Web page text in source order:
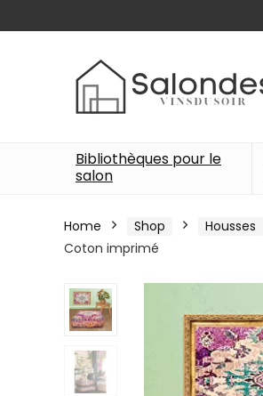
Bibliothèques pour le
salon
Home Shop Housses
Coton imprimé